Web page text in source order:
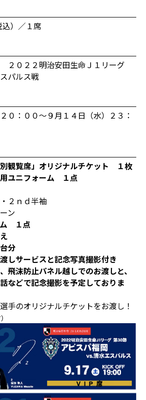
込）／１席
２０２２明治安田生命Ｊ１リーグ
パルス戦
０：００～９月１４日（水）２３：
別観覧席」オリジナルチケット １枚
用ユニフォーム １点
２ｎｄ半袖
ン
ム １点
分
しサービスと記念写真撮影付き
飛沫防止パネル越しでのお渡しと、
などで記念撮影を予定しておりま
手のオリジナルチケットをお渡し！